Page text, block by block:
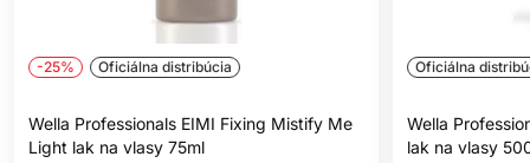
-25% Oficiálna distribúcia
Wella Professionals EIMI Fixing Mistify Me
Light lak na vlasy 75ml
Oficiálna
Wella
lak na vlasy